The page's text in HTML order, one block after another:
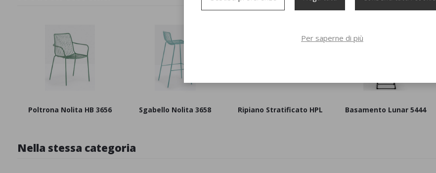
Poltrona Nolita HB 3656 Sgabello Nolita 3658 Ripiano Stratificato HPL Basamento Lunar 5444
Nella stessa categoria
Per saperne di più